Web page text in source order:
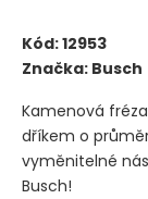
Kód:12953
Značka: Busch
Kamenová
dříkem o
vyměnitelné
Busch!